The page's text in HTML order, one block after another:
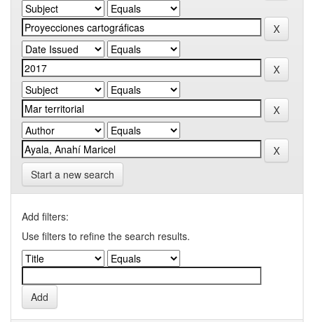
Start a new search
Add filters:
Use filters to refine the search results.